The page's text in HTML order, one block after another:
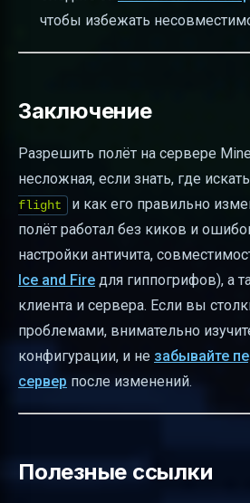
чтобы избежать
Заключение
Разрешить полёт на сервере
несложная, если знать, где
flight
и как его правильно
полёт работал без киков и
настройки античита,
Ice and Fire для гиппогрифов), а
клиента и сервера. Если вы
проблемами, внимательно
конфигурации, и не забывайте
сервер после изменений.
Полезные ссылки